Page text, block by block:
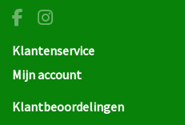
Klantenservice
Mijn account
Klantbeoordelingen